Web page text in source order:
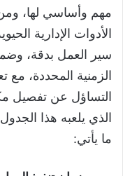
مهم وأساسي لها، ومن
الأدوات الإدارية
سير العمل بدقة،
الزمنية المحددة، مع
التساؤل عن تفصيل
الذي يلعبه هذا
ما يأتي: